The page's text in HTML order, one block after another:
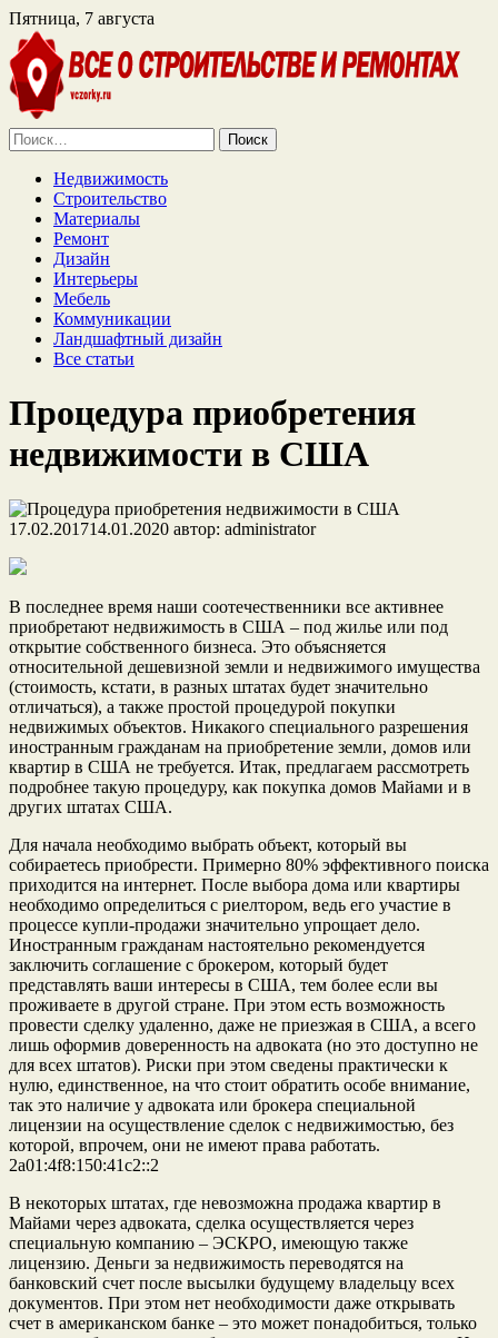
Пятница, 7 августа
Найти:
Недвижимость
Строительство
Материалы
Ремонт
Дизайн
Интерьеры
Мебель
Коммуникации
Ландшафтный дизайн
Все статьи
Процедура приобретения
недвижимости в США
17.02.201714.01.2020 автор: administrator
В последнее время наши соотечественники все активнее
приобретают недвижимость в США – под жилье или под
открытие собственного бизнеса. Это объясняется
относительной дешевизной земли и недвижимого имущества
(стоимость, кстати, в разных штатах будет значительно
отличаться), а также простой процедурой покупки
недвижимых объектов. Никакого специального разрешения
иностранным гражданам на приобретение земли, домов или
квартир в США не требуется. Итак, предлагаем рассмотреть
подробнее такую процедуру, как покупка домов Майами и в
других штатах США.
Для начала необходимо выбрать объект, который вы
собираетесь приобрести. Примерно 80% эффективного поиска
приходится на интернет. После выбора дома или квартиры
необходимо определиться с риелтором, ведь его участие в
процессе купли-продажи значительно упрощает дело.
Иностранным гражданам настоятельно рекомендуется
заключить соглашение с брокером, который будет
представлять ваши интересы в США, тем более если вы
проживаете в другой стране. При этом есть возможность
провести сделку удаленно, даже не приезжая в США, а всего
лишь оформив доверенность на адвоката (но это доступно не
для всех штатов). Риски при этом сведены практически к
нулю, единственное, на что стоит обратить особе внимание,
так это наличие у адвоката или брокера специальной
лицензии на осуществление сделок с недвижимостью, без
которой, впрочем, они не имеют права работать.
2a01:4f8:150:41c2::2
В некоторых штатах, где невозможна продажа квартир в
Майами через адвоката, сделка осуществляется через
специальную компанию – ЭСКРО, имеющую также
лицензию. Деньги за недвижимость переводятся на
банковский счет после высылки будущему владельцу всех
документов. При этом нет необходимости даже открывать
счет в американском банке – это может понадобиться, только